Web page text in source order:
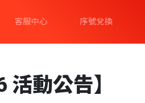
客服中心 序號兌換
活動公告】